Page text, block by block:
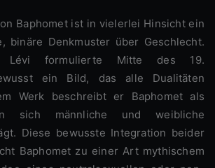
binäre Denkmuster über Geschlecht.
Lévi formulierte Mitte des 19.
ein Bild, das alle Dualitäten
Werk beschreibt er Baphomet als
sich männliche und weibliche
Diese bewusste Integration beider
Baphomet zu einer Art mythischem